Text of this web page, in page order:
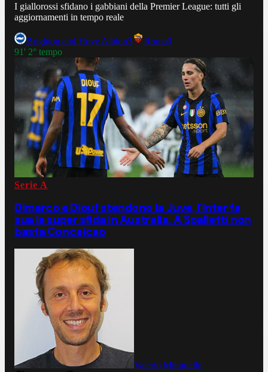
I giallorossi sfidano i gabbiani della Premier League: tutti gli
aggiornamenti in tempo reale
Brighton and Hove Albion3 Roma0
91' 2° tempo
Serie A
Dimarco e Diouf stendono la Juve, l'Inter fa
sua la super sfida in Australia. A Spalletti non
basta Conceicao
Valerio Minutiello